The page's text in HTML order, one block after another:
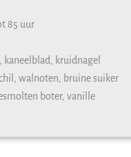
85 uur
kaneelblad, kruidnagel
walnoten, bruine suiker
boter, vanille